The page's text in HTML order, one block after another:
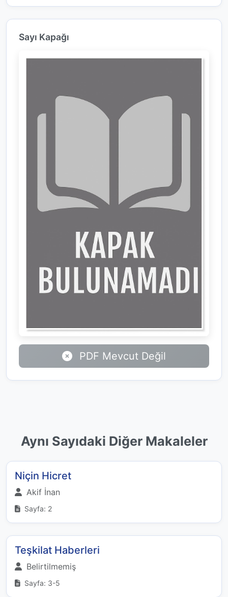
Sayı Kapağı
PDF Mevcut Değil
Aynı Sayıdaki Diğer Makaleler
Niçin Hicret
Akif İnan
Sayfa: 2
Teşkilat Haberleri
Belirtilmemiş
Sayfa: 3-5